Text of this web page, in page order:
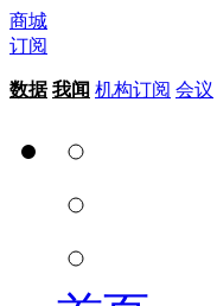
商城
订阅
数据 我闻 机构订阅 会议